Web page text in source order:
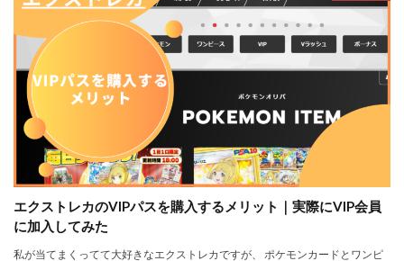
エクストレカのVIPパスを購入するメリット｜実際にVIP会員
に加入してみた
私が当てまくってて大好きなエクストレカですが、 ポケモンカードとワンピ